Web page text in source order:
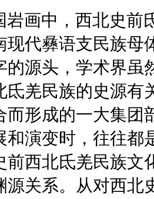
画中，西北史前
现代彝语支民族母
的源头，学术界虽
氐羌民族的史源
而形成的一大集团
和演变时，往往都
前西北氐羌民族文
源关系。从对西北